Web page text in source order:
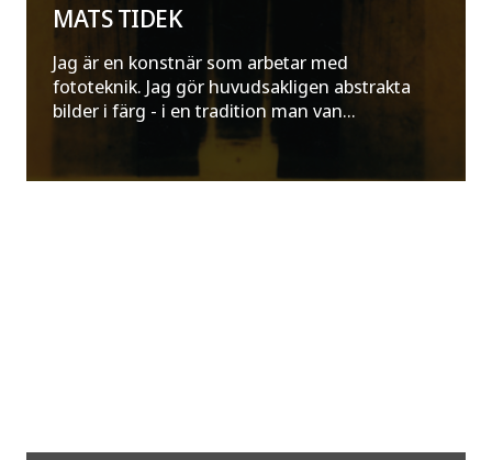
MATS TIDEK
Jag är en konstnär som arbetar med
fototeknik. Jag gör huvudsakligen abstrakta
bilder i färg - i en tradition man van...